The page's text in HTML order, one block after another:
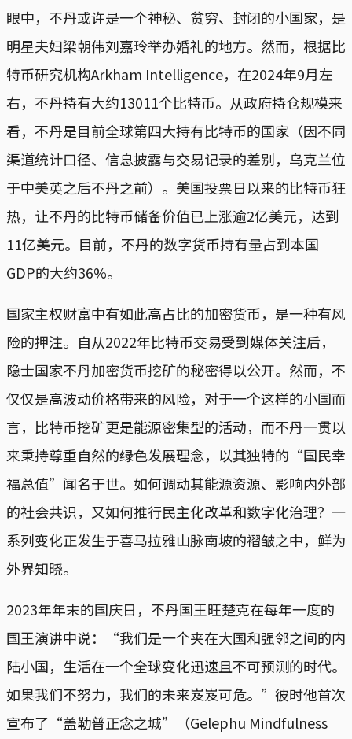
眼中，不丹或许是一个神秘、贫穷、封闭的小国家，是
明星夫妇梁朝伟刘嘉玲举办婚礼的地方。然而，根据比
特币研究机构Arkham Intelligence，在2024年9月左
右，不丹持有大约13011个比特币。从政府持仓规模来
看，不丹是目前全球第四大持有比特币的国家（因不同
渠道统计口径、信息披露与交易记录的差别，乌克兰位
于中美英之后不丹之前）。美国投票日以来的比特币狂
热，让不丹的比特币储备价值已上涨逾2亿美元，达到
11亿美元。目前，不丹的数字货币持有量占到本国
GDP的大约36%。
国家主权财富中有如此高占比的加密货币，是一种有风
险的押注。自从2022年比特币交易受到媒体关注后，
隐士国家不丹加密货币挖矿的秘密得以公开。然而，不
仅仅是高波动价格带来的风险，对于一个这样的小国而
言，比特币挖矿更是能源密集型的活动，而不丹一贯以
来秉持尊重自然的绿色发展理念，以其独特的“国民幸
福总值”闻名于世。如何调动其能源资源、影响内外部
的社会共识，又如何推行民主化改革和数字化治理？一
系列变化正发生于喜马拉雅山脉南坡的褶皱之中，鲜为
外界知晓。
2023年年末的国庆日，不丹国王旺楚克在每年一度的
国王演讲中说：“我们是一个夹在大国和强邻之间的内
陆小国，生活在一个全球变化迅速且不可预测的时代。
如果我们不努力，我们的未来岌岌可危。”彼时他首次
宣布了“盖勒普正念之城”（Gelephu Mindfulness